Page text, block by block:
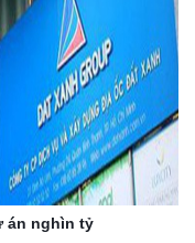
án nghìn tỷ